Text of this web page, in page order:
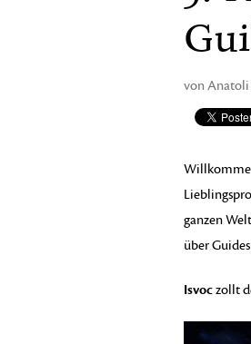
von Anatoli
ganzen
über
Isvoczollt